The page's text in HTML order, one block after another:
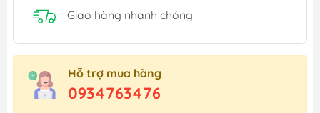
Giao hàng nhanh chóng
Hỗ trợ mua hàng
0934763476